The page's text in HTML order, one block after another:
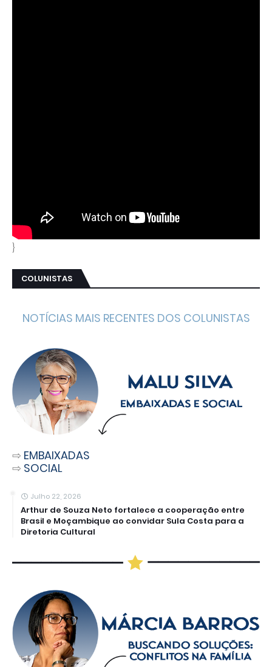
}
COLUNISTAS
NOTÍCIAS MAIS RECENTES DOS COLUNISTAS
⇨ EMBAIXADAS
⇨ SOCIAL
Julho 22, 2026
Arthur de Souza Neto fortalece a cooperação entre
Brasil e Moçambique ao convidar Sula Costa para a
Diretoria Cultural